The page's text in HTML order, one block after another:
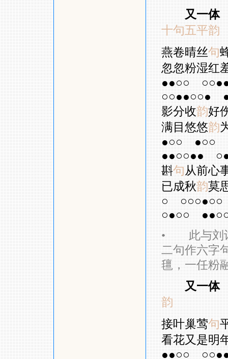
又一体
十句五平韵
燕卷晴丝句
忽忽粉湿红
●●○○
○○●●○○●
影分收韵好
满目悠悠韵
●○○
●○○
●●○○●●
斟句从前心
已成秋韵莫
○
○○○●○○
○●○○
• 此与刘词
二句作六字
氊，一任粉
又一体
韵
接叶巢莺句
看花又是明
●●○○